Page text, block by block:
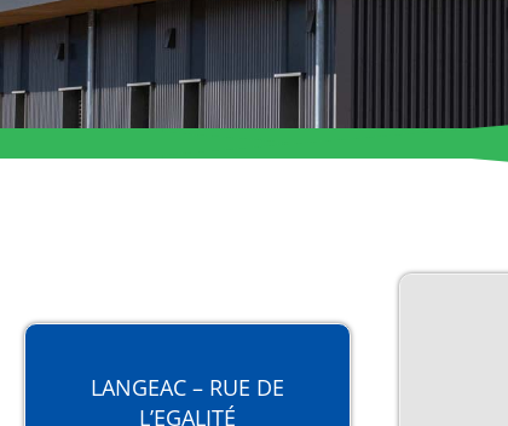
LANGEAC – RUE DE
L’EGALITÉ